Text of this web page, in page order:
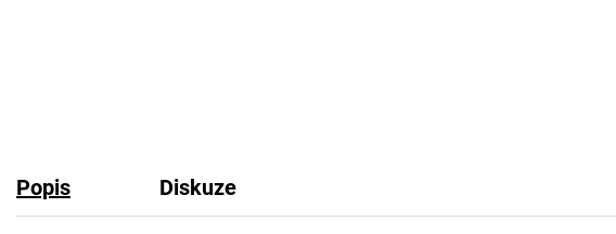
Popis Diskuze